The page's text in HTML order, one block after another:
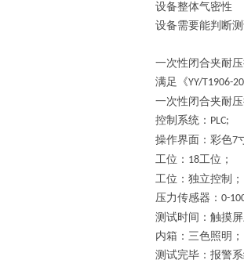
设备整体气密性
设备需要能判断
一次性闭合夹耐
满足《YY/T1906-
一次性闭合夹耐
控制系统： PLC;
操作界面：彩色7
工位： 18工位；
工位：独立控制；
压力传感器： 0-
测试时间：触摸
内箱：三色照明；
测试完毕：报警